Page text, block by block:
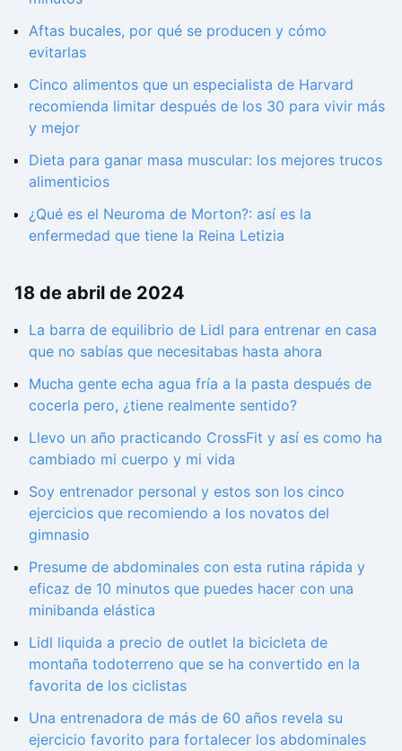
Aftas bucales, por qué se producen y cómo
evitarlas
Cinco alimentos que un especialista de Harvard
recomienda limitar después de los 30 para vivir más
y mejor
Dieta para ganar masa muscular: los mejores trucos
alimenticios
¿Qué es el Neuroma de Morton?: así es la
enfermedad que tiene la Reina Letizia
18 de abril de 2024
La barra de equilibrio de Lidl para entrenar en casa
que no sabías que necesitabas hasta ahora
Mucha gente echa agua fría a la pasta después de
cocerla pero, ¿tiene realmente sentido?
Llevo un año practicando CrossFit y así es como ha
cambiado mi cuerpo y mi vida
Soy entrenador personal y estos son los cinco
ejercicios que recomiendo a los novatos del
gimnasio
Presume de abdominales con esta rutina rápida y
eficaz de 10 minutos que puedes hacer con una
minibanda elástica
Lidl liquida a precio de outlet la bicicleta de
montaña todoterreno que se ha convertido en la
favorita de los ciclistas
Una entrenadora de más de 60 años revela su
ejercicio favorito para fortalecer los abdominales